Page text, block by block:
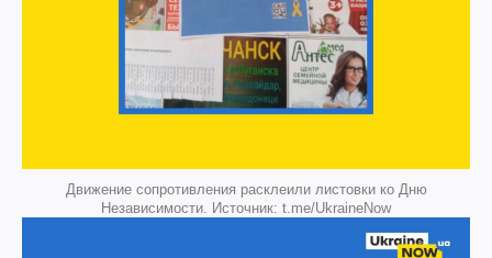
Движение сопротивления расклеили листовки ко Дню
Независимости. Источник: t.me/UkraineNow